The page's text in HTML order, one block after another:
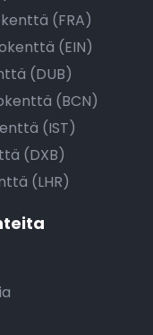
(FRA)
(EIN)
(DUB)
(BCN)
(IST)
(DXB)
(LHR)